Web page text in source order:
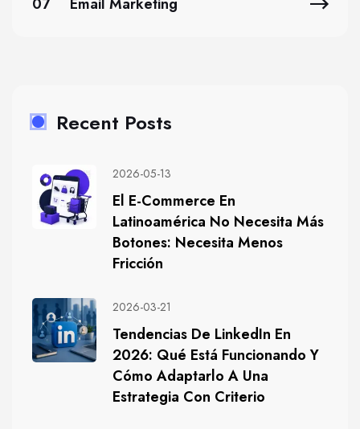
Recent Posts
2026-05-13
El E-Commerce En
Latinoamérica No Necesita Más
Botones: Necesita Menos
Fricción
2026-03-21
Tendencias De LinkedIn En
2026: Qué Está Funcionando Y
Cómo Adaptarlo A Una
Estrategia Con Criterio